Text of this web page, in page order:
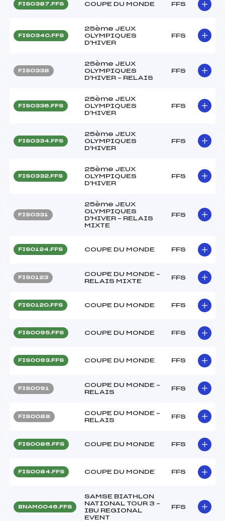
FIS0387.FFS COUPE DU MONDE FFS
FIS0340.FFS
25ème JEUX
OLYMPIQUES
D'HIVER
FFS
FIS0338
25ème JEUX
OLYMPIQUES
D'HIVER – RELAIS
FFS
FIS0336.FFS
25ème JEUX
OLYMPIQUES
D'HIVER
FFS
FIS0334.FFS
25ème JEUX
OLYMPIQUES
D'HIVER
FFS
FIS0332.FFS
25ème JEUX
OLYMPIQUES
D'HIVER
FFS
FIS0331
25ème JEUX
OLYMPIQUES
D'HIVER – RELAIS
MIXTE
FFS
FIS0124.FFS COUPE DU MONDE FFS
FIS0123
COUPE DU MONDE –
RELAIS MIXTE
FFS
FIS0120.FFS COUPE DU MONDE FFS
FIS0095.FFS COUPE DU MONDE FFS
FIS0093.FFS COUPE DU MONDE FFS
FIS0091
COUPE DU MONDE –
RELAIS
FFS
FIS0088
COUPE DU MONDE –
RELAIS
FFS
FIS0086.FFS COUPE DU MONDE FFS
FIS0084.FFS COUPE DU MONDE FFS
BNAM0046.FFS
SAMSE BIATHLON
NATIONAL TOUR 3 –
IBU REGIONAL
EVENT
FFS